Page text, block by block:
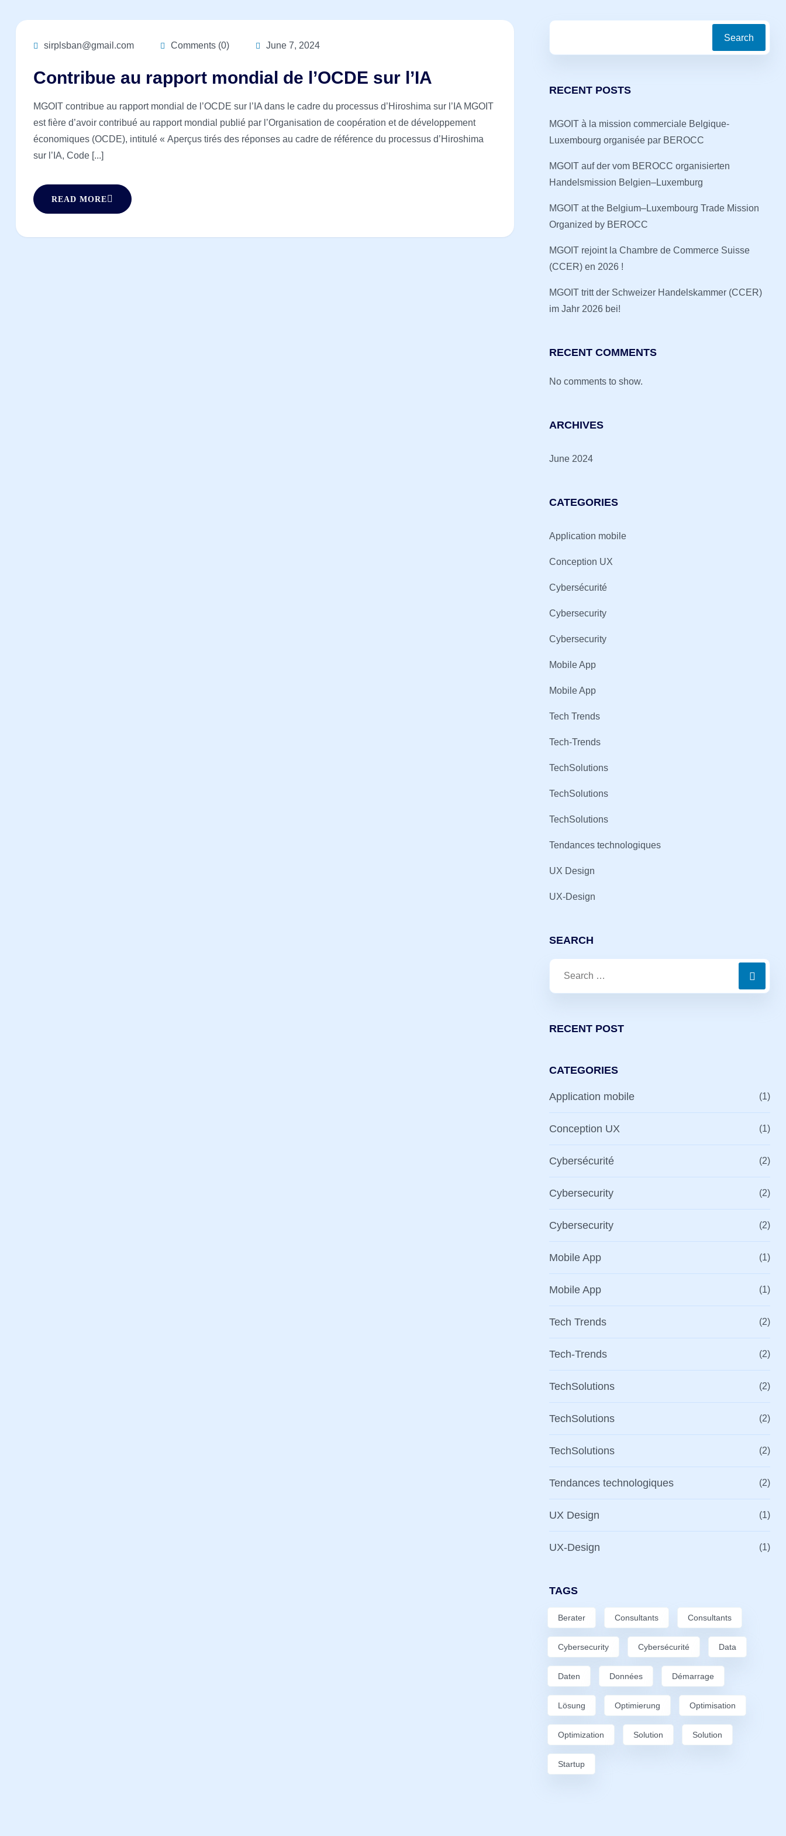
sirplsban@gmail.com Comments (0) June 7, 2024
Contribue au rapport mondial de l’OCDE sur l’IA
MGOIT contribue au rapport mondial de l’OCDE sur l’IA dans le cadre du processus d’Hiroshima sur l’IA MGOIT
est fière d’avoir contribué au rapport mondial publié par l’Organisation de coopération et de développement
économiques (OCDE), intitulé « Aperçus tirés des réponses au cadre de référence du processus d’Hiroshima
sur l’IA, Code [...]
READ MORE
Search
RECENT POSTS
MGOIT à la mission commerciale Belgique-
Luxembourg organisée par BEROCC
MGOIT auf der vom BEROCC organisierten
Handelsmission Belgien–Luxemburg
MGOIT at the Belgium–Luxembourg Trade Mission
Organized by BEROCC
MGOIT rejoint la Chambre de Commerce Suisse
(CCER) en 2026 !
MGOIT tritt der Schweizer Handelskammer (CCER)
im Jahr 2026 bei!
RECENT COMMENTS
No comments to show.
ARCHIVES
June 2024
CATEGORIES
Application mobile
Conception UX
Cybersécurité
Cybersecurity
Cybersecurity
Mobile App
Mobile App
Tech Trends
Tech-Trends
TechSolutions
TechSolutions
TechSolutions
Tendances technologiques
UX Design
UX-Design
SEARCH
RECENT POST
CATEGORIES
Application mobile (1)
Conception UX (1)
Cybersécurité (2)
Cybersecurity (2)
Cybersecurity (2)
Mobile App (1)
Mobile App (1)
Tech Trends (2)
Tech-Trends (2)
TechSolutions (2)
TechSolutions (2)
TechSolutions (2)
Tendances technologiques (2)
UX Design (1)
UX-Design (1)
TAGS
Berater Consultants Consultants
Cybersecurity Cybersécurité Data
Daten Données Démarrage
Lösung Optimierung Optimisation
Optimization Solution Solution
Startup